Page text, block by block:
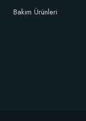
Bakım Ürünleri